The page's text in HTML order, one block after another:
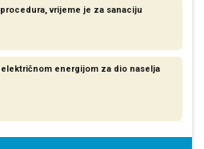
vrijeme je za sanaciju
energijom za dio naselja